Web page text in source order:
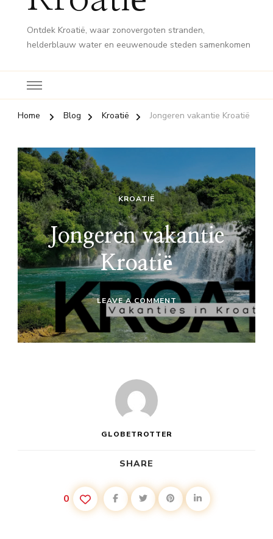
Ontdek Kroatië, waar zonovergoten stranden,
helderblauw water en eeuwenoude steden samenkomen
Home Blog Kroatië Jongeren vakantie Kroatië
KROATIË
Jongeren vakantie
Kroatië
LEAVE A COMMENTON
JONGEREN
VAKANTIE
KROATIË
GLOBETROTTER
SHARE
0